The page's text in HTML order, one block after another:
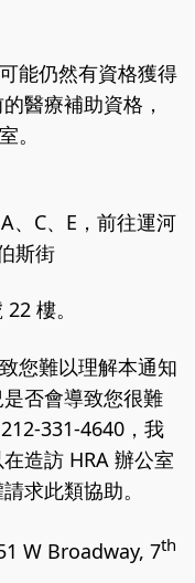
能仍然有資格獲得
醫療補助資格，
。
、C、E，前往運河
斯街
樓。
您難以理解本通知
否會導致您很難
331-4640，我
造訪 HRA 辦公室
求此類協助。
W Broadway, 7th